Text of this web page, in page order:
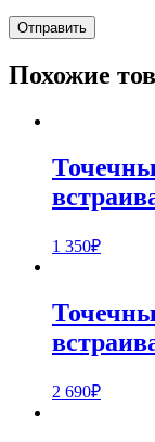
Похожие
1 350₽
2 690₽